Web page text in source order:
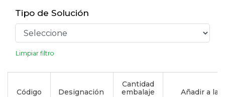
Tipo de Solución
Limpiar filtro
Código Designación
Cantidad
embalaje
Añadir a la